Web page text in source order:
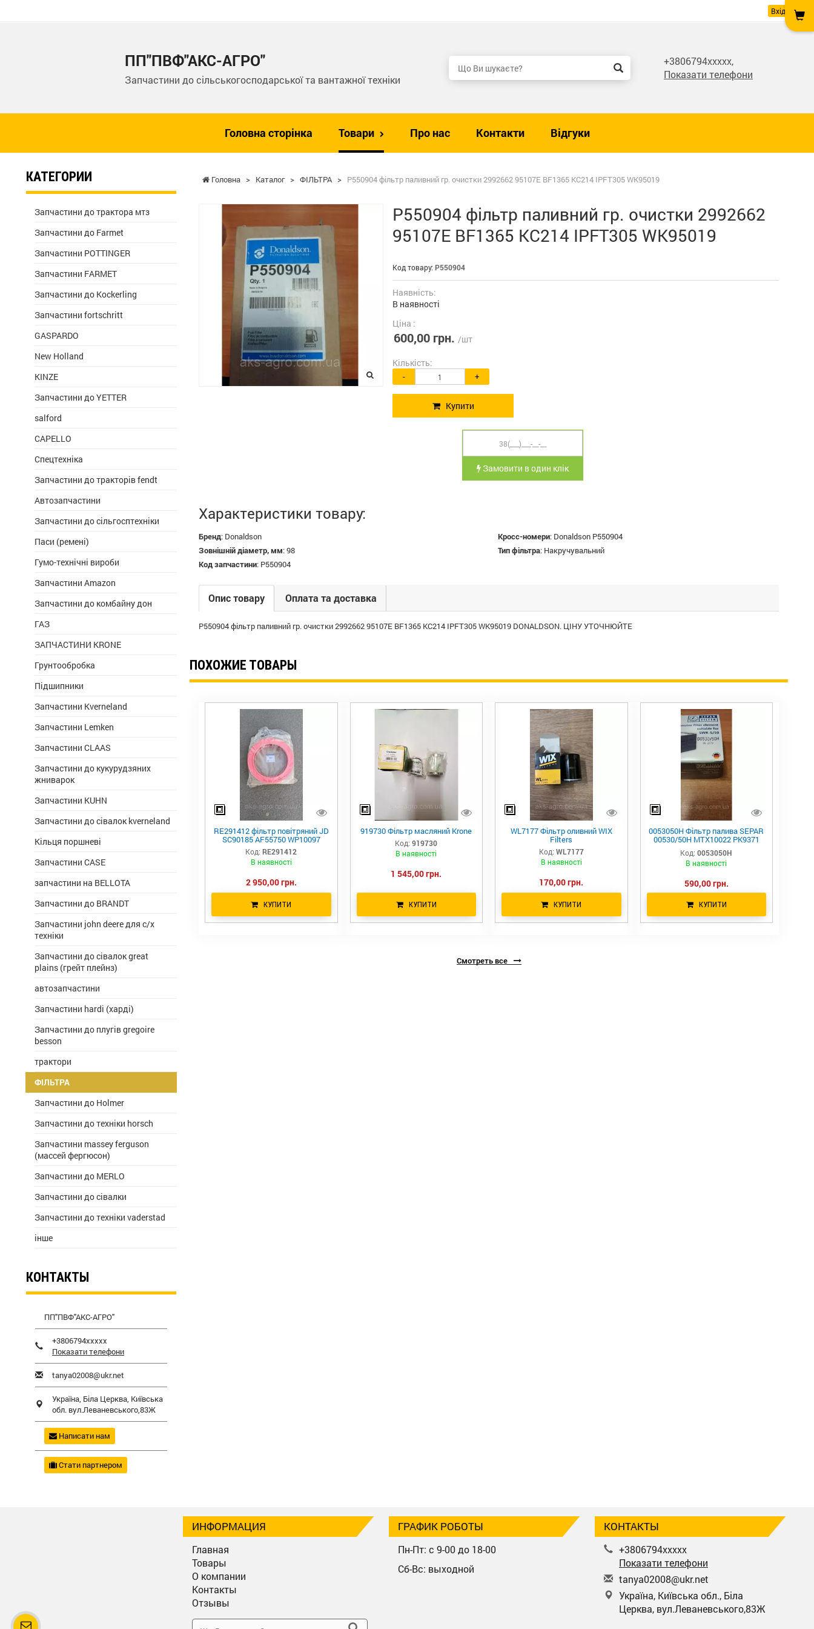
Вхід
ПП"ПВФ"АКС-АГРО"
Запчастини до сільськогосподарської та вантажної техніки
+3806794xxxxx,
Показати телефони
Головна сторінка Товари Про нас Контакти Відгуки
Головна > Каталог > ФІЛЬТРА > P550904 фільтр паливний гр. очистки 2992662 95107E BF1365 KC214 IPFT305 WK95019
P550904 фільтр паливний гр. очистки 2992662
95107E BF1365 KC214 IPFT305 WK95019
Код товару: P550904
Наявність:
В наявності
Ціна :
600,00 грн. /шт
Кількість:
- +
Купити
Замовити в один клік
Характеристики товару:
Бренд: Donaldson Кросс-номери: Donaldson P550904
Зовнішній діаметр, мм:98 Тип фільтра: Накручувальний
Код запчастини: P550904
Опис товару Оплата та доставка
P550904 фільтр паливний гр. очистки 2992662 95107E BF1365 KC214 IPFT305 WK95019 DONALDSON. ЦІНУ УТОЧНЮЙТЕ
ПОХОЖИЕ ТОВАРЫ
RE291412 фільтр повітряний JD
SC90185 AF55750 WP10097
Код: RE291412
В наявності
2 950,00 грн.
КУПИТИ
919730 Фільтр масляний Krone
Код: 919730
В наявності
1 545,00 грн.
КУПИТИ
WL7177 Фільтр оливний WIX
Filters
Код: WL7177
В наявності
170,00 грн.
КУПИТИ
0053050H Фільтр палива SEPAR
00530/50H MTX10022 PK9371
FF338130 E0530K02 E0530K01
KX336 PU89 PU88 95101E
Код: 0053050H
В наявності
590,00 грн.
КУПИТИ
Смотреть все
КАТЕГОРИИ
Запчастини до трактора мтз
Запчастини до Farmet
Запчастини POTTINGER
Запчастини FARMET
Запчастини до Kockerling
Запчастини fortschritt
GASPARDO
New Holland
KINZE
Запчастини до YETTER
salford
CAPELLO
Спецтехніка
Запчастини до тракторів fendt
Автозапчастини
Запчастини до сільгосптехніки
Паси (ремені)
Гумо-технічні вироби
Запчастини Amazon
Запчастини до комбайну дон
ГАЗ
ЗАПЧАСТИНИ KRONE
Грунтообробка
Підшипники
Запчастини Kverneland
Запчастини Lemken
Запчастини CLAAS
Запчастини до кукурудзяних
жниварок
Запчастини KUHN
Запчастини до сівалок kverneland
Кільця поршневі
Запчастини CASE
запчастини на BELLOTA
Запчастини до BRANDT
Запчастини john deere для с/х
техніки
Запчастини до сівалок great
plains (грейт плейнз)
автозапчастини
Запчастини hardi (харді)
Запчастини до плугів gregoire
besson
трактори
ФІЛЬТРА
Запчастини до Holmer
Запчастини до техніки horsch
Запчастини massey ferguson
(массей фергюсон)
Запчастини до MERLO
Запчастини до сівалки
Запчастини до техніки vaderstad
інше
КОНТАКТЫ
ПП"ПВФ"АКС-АГРО"
+3806794xxxxx
Показати телефони
tanya02008@ukr.net
Україна, Біла Церква, Київська
обл. вул.Леваневського,83Ж
Написати нам
Стати партнером
ИНФОРМАЦИЯ
Главная
Товары
О компании
Контакты
Отзывы
ГРАФИК РОБОТЫ
Пн-Пт: с 9-00 до 18-00
Сб-Вс: выходной
КОНТАКТЫ
+3806794xxxxx
Показати телефони
tanya02008@ukr.net
Україна, Київська обл., Біла
Церква, вул.Леваневського,83Ж